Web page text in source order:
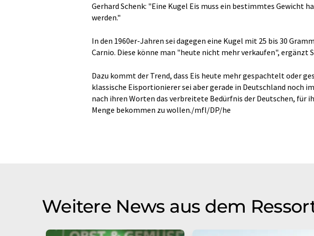
Gerhard Schenk: "Eine Kugel Eis muss ein bestimmtes Gewicht
werden."
In den 1960er-Jahren sei dagegen eine Kugel mit 25 bis 30
Carnio. Diese könne man "heute nicht mehr verkaufen", ergänzt
Dazu kommt der Trend, dass Eis heute mehr gespachtelt oder
klassische Eisportionierer sei aber gerade in Deutschland noch
nach ihren Worten das verbreitete Bedürfnis der Deutschen, für
Menge bekommen zu wollen./mfl/DP/he
Weitere News aus dem